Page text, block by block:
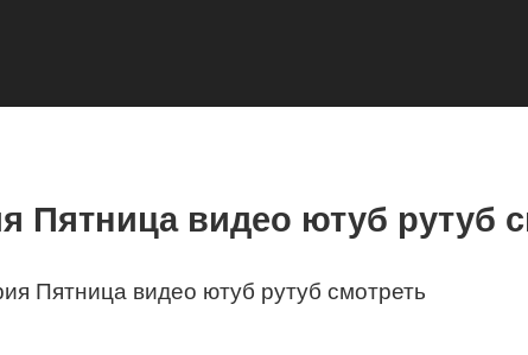
Пятница видео ютуб рутуб
Пятница видео ютуб рутуб смотреть